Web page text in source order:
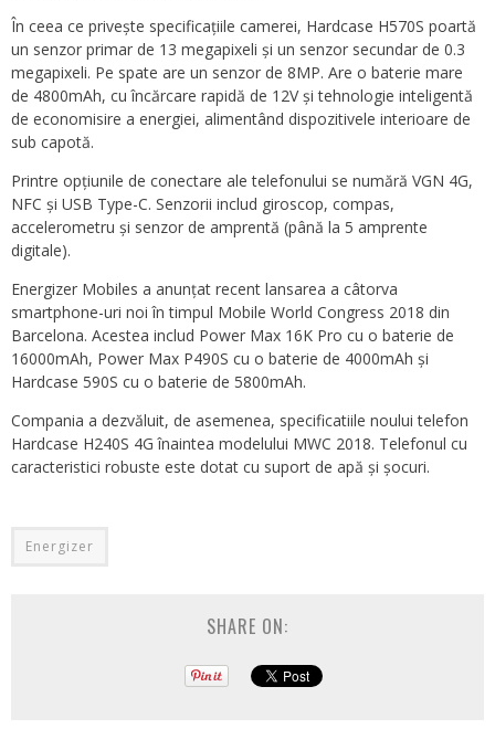
În ceea ce privește specificațiile camerei, Hardcase H570S poartă
un senzor primar de 13 megapixeli și un senzor secundar de 0.3
megapixeli. Pe spate are un senzor de 8MP. Are o baterie mare
de 4800mAh, cu încărcare rapidă de 12V și tehnologie inteligentă
de economisire a energiei, alimentând dispozitivele interioare de
sub capotă.
Printre opțiunile de conectare ale telefonului se numără VGN 4G,
NFC și USB Type-C. Senzorii includ giroscop, compas,
accelerometru și senzor de amprentă (până la 5 amprente
digitale).
Energizer Mobiles a anunțat recent lansarea a câtorva
smartphone-uri noi în timpul Mobile World Congress 2018 din
Barcelona. Acestea includ Power Max 16K Pro cu o baterie de
16000mAh, Power Max P490S cu o baterie de 4000mAh și
Hardcase 590S cu o baterie de 5800mAh.
Compania a dezvăluit, de asemenea, specificatiile noului telefon
Hardcase H240S 4G înaintea modelului MWC 2018. Telefonul cu
caracteristici robuste este dotat cu suport de apă și șocuri.
Energizer
SHARE ON: